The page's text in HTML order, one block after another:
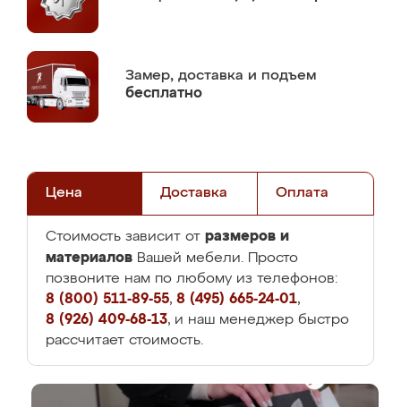
Замер, доставка и подъем
бесплатно
Цена Доставка Оплата
Стоимость зависит от размеров и
материалов Вашей мебели. Просто
позвоните нам по любому из телефонов:
8 (800) 511-89-55, 8 (495) 665-24-01,
8 (926) 409-68-13, и наш менеджер быстро
рассчитает стоимость.